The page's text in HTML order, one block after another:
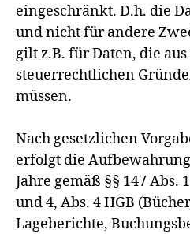
eingeschränkt. D.h. die
und nicht für andere
gilt z.B. für Daten, die
steuerrechtlichen
müssen.
Nach gesetzlichen
erfolgt die
Jahre gemäß §§ 147 Abs.
und 4, Abs. 4 HGB
Lageberichte,